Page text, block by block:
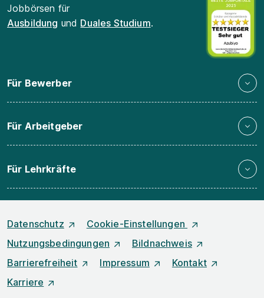
Jobbörsen für
Ausbildung und Duales Studium.
Für Bewerber
Für Arbeitgeber
Für Lehrkräfte
Datenschutz
Cookie-Einstellungen
Nutzungsbedingungen
Bildnachweis
Barrierefreiheit
Impressum
Kontakt
Karriere